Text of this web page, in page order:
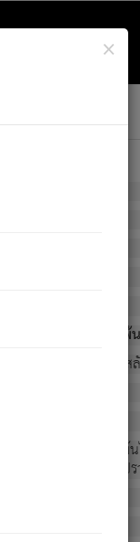
×
น
นักในภพนั้น
งปวงนั้น มิใช่ผู้หลดพ้
ราหมณ์ทั้งปวงนั้น ก็ยัง
น ย่อมไม่เป็นผู้หลุดพ้
เป็นทุกข์ มีความแปรป
วิภวตัณหาด้วย.
อนิพพาน.